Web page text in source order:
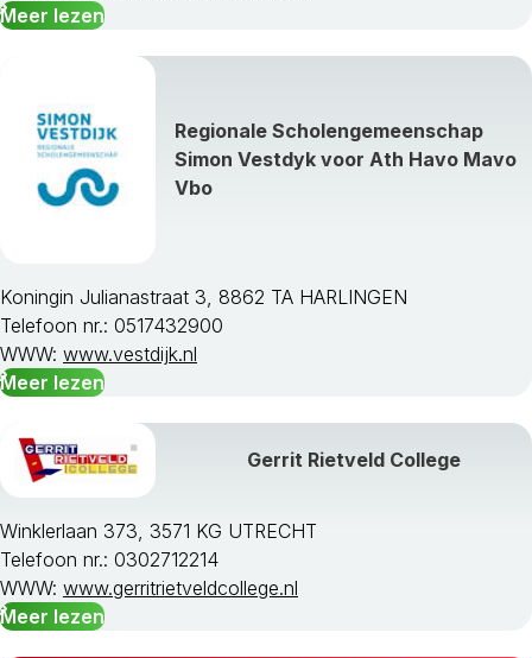
Meer lezen
Regionale Scholengemeenschap
Simon Vestdyk voor Ath Havo Mavo
Vbo
Koningin Julianastraat 3, 8862 TA HARLINGEN
Telefoon nr.: 0517432900
WWW: www.vestdijk.nl
Meer lezen
Gerrit Rietveld College
Winklerlaan 373, 3571 KG UTRECHT
Telefoon nr.: 0302712214
WWW: www.gerritrietveldcollege.nl
Meer lezen